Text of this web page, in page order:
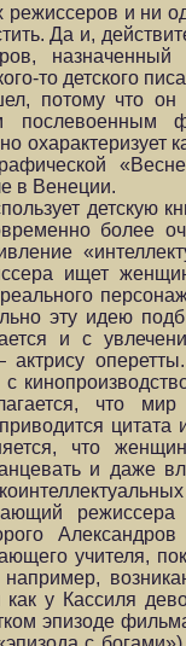
и ни
Да и,
назначенный
то детского
потому что он
послевоенным
охарактеризует
в Венеции.
детскую
более
ищет
эту идею
и с
что
что
и даже
Александров
учителя,
например,
у Кассиля
эпизоде